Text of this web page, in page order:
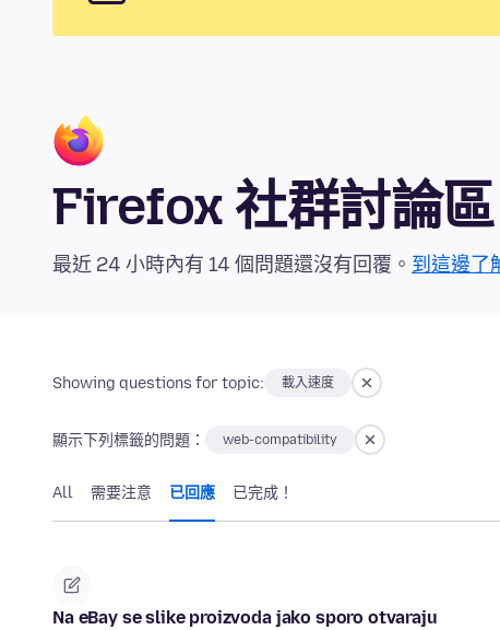
Firefox 社群討論區
最近 24 小時內有 14 個問題還沒有回覆。 到這邊了
Showing questions for topic: 載入速度
顯示下列標籤的問題： web-compatibility
All 需要注意 已回應 已完成！
Na eBay se slike proizvoda jako sporo otvaraju